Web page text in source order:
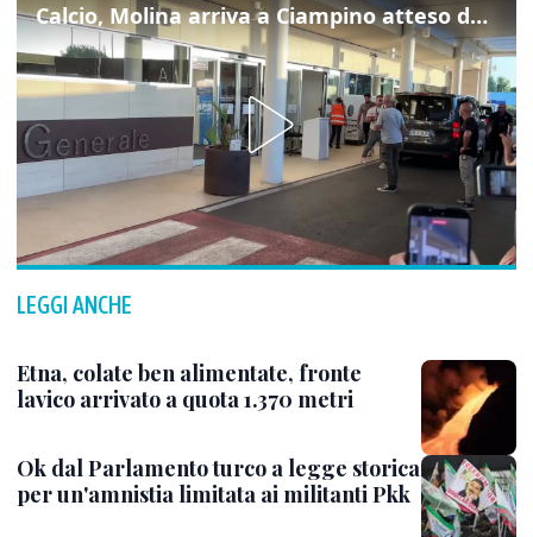
Calcio, Molina arriva a Ciampino atteso dalla Roma
LEGGI ANCHE
Etna, colate ben alimentate, fronte
lavico arrivato a quota 1.370 metri
Ok dal Parlamento turco a legge storica
per un'amnistia limitata ai militanti Pkk